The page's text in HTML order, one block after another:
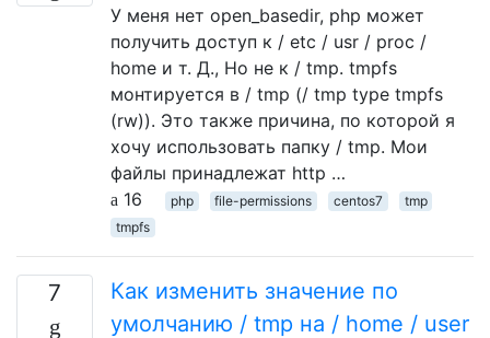
У меня нет open_basedir, php может
получить доступ к / etc / usr / proc /
home и т. Д., Но не к / tmp. tmpfs
монтируется в / tmp (/ tmp type tmpfs
(rw)). Это также причина, по которой я
хочу использовать папку / tmp. Мои
файлы принадлежат http …
16
php file-permissions centos7
tmp
tmpfs
7
Как изменить значение по
умолчанию / tmp на / home / user